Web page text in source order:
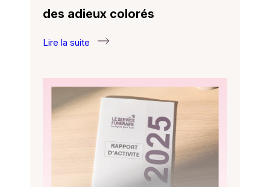
des adieux colorés
Lire la suite
:
papillons
papier